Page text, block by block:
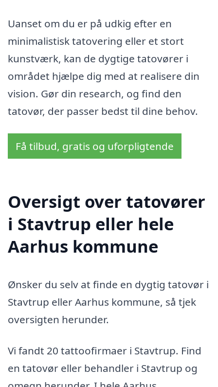
Uanset om du er på udkig efter en
minimalistisk tatovering eller et stort
kunstværk, kan de dygtige tatovører i
området hjælpe dig med at realisere din
vision. Gør din research, og find den
tatovør, der passer bedst til dine behov.
Få tilbud, gratis og uforpligtende
Oversigt over tatovører
i Stavtrup eller hele
Aarhus kommune
Ønsker du selv at finde en dygtig tatovør i
Stavtrup eller Aarhus kommune, så tjek
oversigten herunder.
Vi fandt 20 tattoofirmaer i Stavtrup. Find
en tatovør eller behandler i Stavtrup og